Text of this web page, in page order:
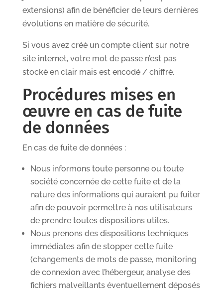
extensions) afin de bénéficier de leurs dernières
évolutions en matière de sécurité.
Si vous avez créé un compte client sur notre
site internet, votre mot de passe n’est pas
stocké en clair mais est encodé / chiffré.
Procédures mises en
œuvre en cas de fuite
de données
En cas de fuite de données :
Nous informons toute personne ou toute
société concernée de cette fuite et de la
nature des informations qui auraient pu fuiter
afin de pouvoir permettre à nos utilisateurs
de prendre toutes dispositions utiles.
Nous prenons des dispositions techniques
immédiates afin de stopper cette fuite
(changements de mots de passe, monitoring
de connexion avec l’hébergeur, analyse des
fichiers malveillants éventuellement déposés